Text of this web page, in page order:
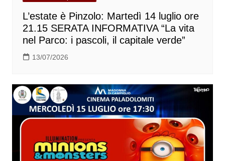
L’estate è Pinzolo: Martedì 14 luglio ore
21.15 SERATA INFORMATIVA “La vita
nel Parco: i pascoli, il capitale verde”
13/07/2026